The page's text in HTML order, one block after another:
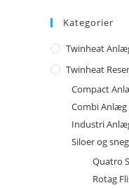
Kategorier
Twinheat
Twinheat
Compact
Combi Anlæg
Industri
Siloer og
Quatro
Rotag